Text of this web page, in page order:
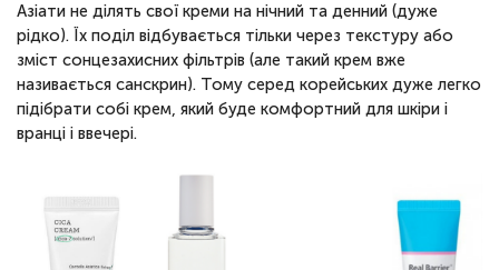
Азіати не ділять свої креми на нічний та денний (дуже
рідко). Їх поділ відбувається тільки через текстуру або
зміст сонцезахисних фільтрів (але такий крем вже
називається санскрин). Тому серед корейських дуже легко
підібрати собі крем, який буде комфортний для шкіри і
вранці і ввечері.